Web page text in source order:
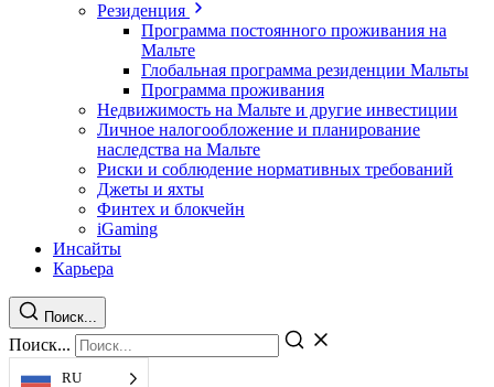
Резиденция
Программа постоянного проживания на
Мальте
Глобальная программа резиденции Мальты
Программа проживания
Недвижимость на Мальте и другие инвестиции
Личное налогообложение и планирование
наследства на Мальте
Риски и соблюдение нормативных требований
Джеты и яхты
Финтех и блокчейн
iGaming
Инсайты
Карьера
Поиск...
Поиск...
RU